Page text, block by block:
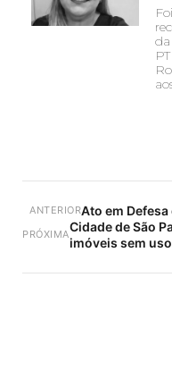
ANTERIORAto em
PRÓXIMACidade de São
imóveis sem uso